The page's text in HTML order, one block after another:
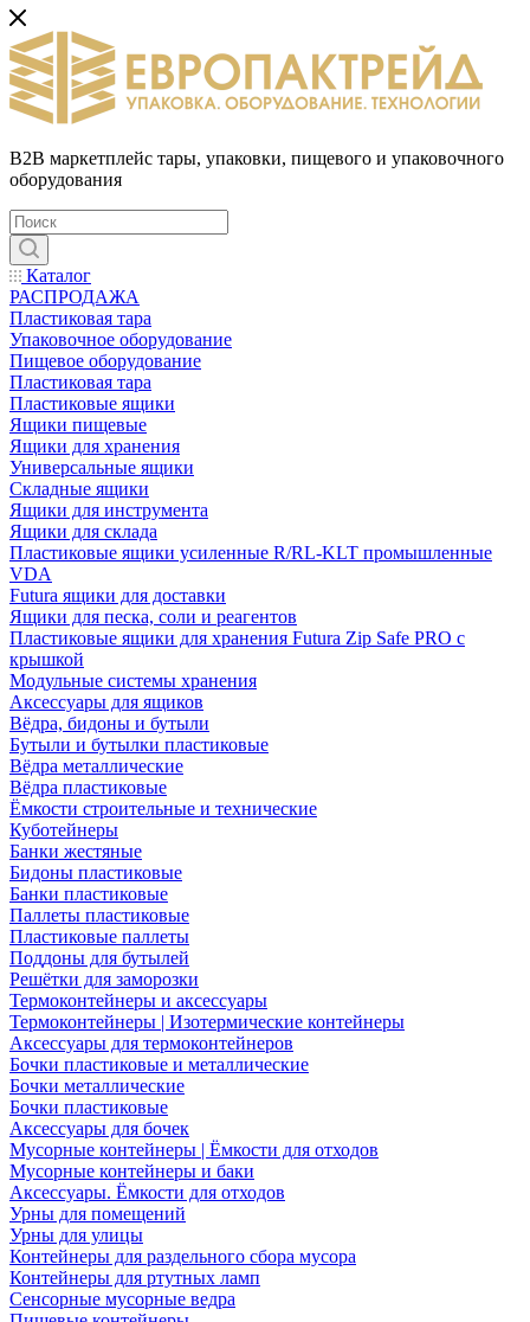
B2B маркетплейс тары, упаковки, пищевого и упаковочного
оборудования
Каталог
РАСПРОДАЖА
Пластиковая тара
Упаковочное оборудование
Пищевое оборудование
Пластиковая тара
Пластиковые ящики
Ящики пищевые
Ящики для хранения
Универсальные ящики
Складные ящики
Ящики для инструмента
Ящики для склада
Пластиковые ящики усиленные R/RL-KLT промышленные
VDA
Futura ящики для доставки
Ящики для песка, соли и реагентов
Пластиковые ящики для хранения Futura Zip Safe PRO с
крышкой
Модульные системы хранения
Аксессуары для ящиков
Вёдра, бидоны и бутыли
Бутыли и бутылки пластиковые
Вёдра металлические
Вёдра пластиковые
Ёмкости строительные и технические
Куботейнеры
Банки жестяные
Бидоны пластиковые
Банки пластиковые
Паллеты пластиковые
Пластиковые паллеты
Поддоны для бутылей
Решётки для заморозки
Термоконтейнеры и аксессуары
Термоконтейнеры | Изотермические контейнеры
Аксессуары для термоконтейнеров
Бочки пластиковые и металлические
Бочки металлические
Бочки пластиковые
Аксессуары для бочек
Мусорные контейнеры | Ёмкости для отходов
Мусорные контейнеры и баки
Аксессуары. Ёмкости для отходов
Урны для помещений
Урны для улицы
Контейнеры для раздельного сбора мусора
Контейнеры для ртутных ламп
Сенсорные мусорные ведра